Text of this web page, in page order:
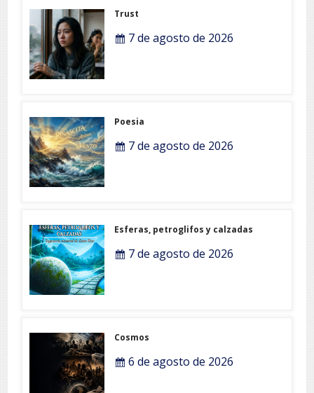
Trust
7 de agosto de 2026
Poesia
7 de agosto de 2026
Esferas, petroglifos y calzadas
7 de agosto de 2026
Cosmos
6 de agosto de 2026